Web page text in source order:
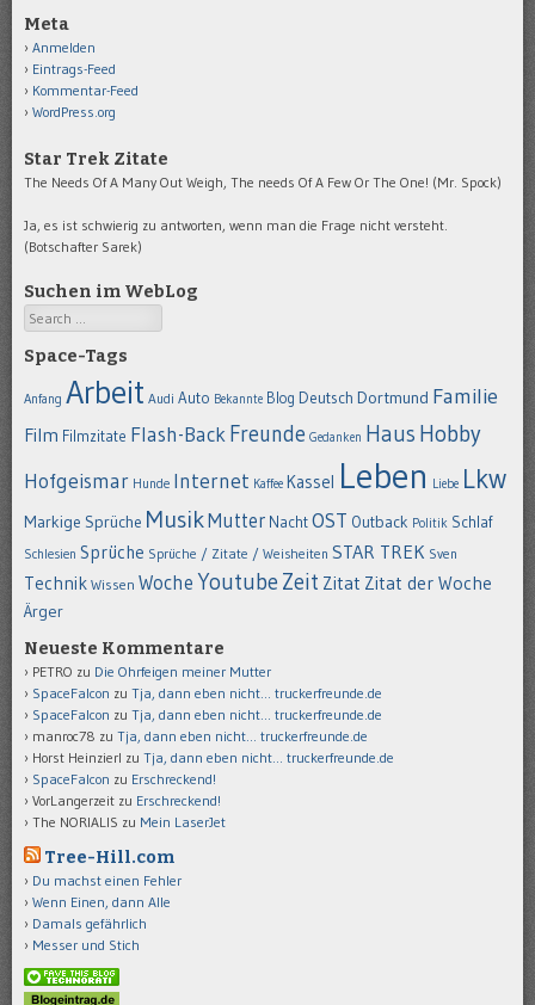
Meta
Anmelden
Eintrags-Feed
Kommentar-Feed
WordPress.org
Star Trek Zitate
The Needs Of A Many Out Weigh, The needs Of A Few Or The One! (Mr. Spock)
Ja, es ist schwierig zu antworten, wenn man die Frage nicht versteht.
(Botschafter Sarek)
Suchen im WebLog
Search
Space-Tags
Anfang Arbeit Audi Auto Bekannte Blog Deutsch Dortmund Familie
Film Filmzitate Flash-BackFreunde Gedanken Haus Hobby
Hofgeismar Hunde Internet Kaffee Kassel Leben Liebe Lkw
Markige Sprüche MusikMutter NachtOST Outback Politik Schlaf
Schlesien Sprüche Sprüche / Zitate / Weisheiten STAR TREK Sven
Technik Wissen Woche Youtube Zeit Zitat Zitat der Woche
Ärger
Neueste Kommentare
PETRO zu Die Ohrfeigen meiner Mutter
SpaceFalcon zu Tja, dann eben nicht… truckerfreunde.de
SpaceFalcon zu Tja, dann eben nicht… truckerfreunde.de
manroc78 zu Tja, dann eben nicht… truckerfreunde.de
Horst Heinzierl zu Tja, dann eben nicht… truckerfreunde.de
SpaceFalcon zu Erschreckend!
VorLangerzeit zu Erschreckend!
The NORIALIS zu Mein LaserJet
Tree-Hill.com
Du machst einen Fehler
Wenn Einen, dann Alle
Damals gefährlich
Messer und Stich